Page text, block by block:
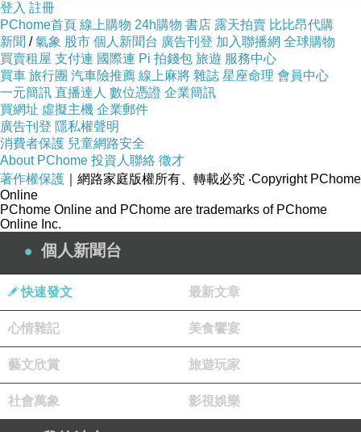
登入 註冊
PChome首頁 線上購物 24h購物 書店 露天拍賣 比比昂代購
新聞 /氣象 股市 個人新聞台 廣告刊登 加入聯播網 全球購物
買賣租屋 支付連 國際連 Pi 拍錢包 旅遊 服務中心
買車 旅行團 汽車險推薦 線上麻將 雜誌 星座命理 會員中心
一元簡訊 直播達人 數位憑證 企業簡訊
買網址 虛擬主機 企業郵件
廣告刊登 隱私權聲明
消費者保護 兒童網路安全
About PChome 投資人聯絡 徵才
著作權保護 ｜網路家庭版權所有、轉載必究 ‧Copyright PChome
Online
PChome Online and PChome are trademarks of PChome
Online Inc.
個人新聞台
快速發文 最新文章
心情雜記 美食饗宴
藝文欣賞 旅遊玩家
社會萬象 影視娛樂